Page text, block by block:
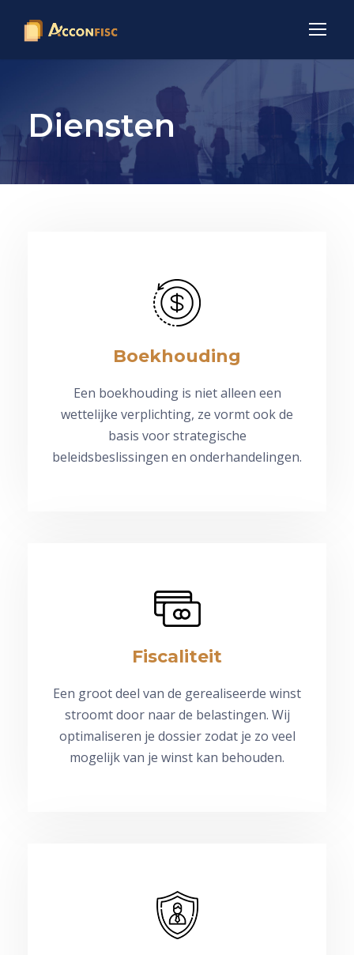
Diensten
Boekhouding
Een boekhouding is niet alleen een
wettelijke verplichting, ze vormt ook de
basis voor strategische
beleidsbeslissingen en onderhandelingen.
Fiscaliteit
Een groot deel van de gerealiseerde winst
stroomt door naar de belastingen. Wij
optimaliseren je dossier zodat je zo veel
mogelijk van je winst kan behouden.